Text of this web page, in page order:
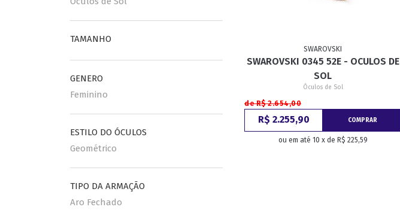
GRIFES
TAMANHO
GENERO
Feminino
ESTILO DO ÓCULOS
Geométrico
TIPO DA ARMAÇÃO
Aro Fechado
SWAROVSKI
SWAROVSKI 0345 52E - OCULOS DE
SOL
Óculos de Sol
de R$ 2.654,00
R$ 2.255,90 COMPRAR
ou em até 10 x de R$ 225,59